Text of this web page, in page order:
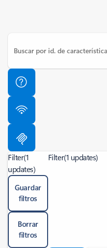
Filter(1
updates)
Guardar
filtros
Borrar
filtros
Filter(1 updates)